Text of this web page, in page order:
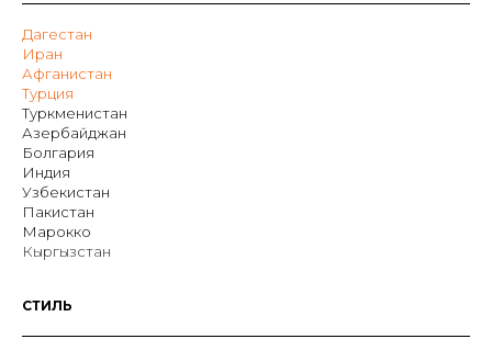
Дагестан
Иран
Афганистан
Турция
Туркменистан
Азербайджан
Болгария
Индия
Узбекистан
Пакистан
Марокко
Кыргызстан
СТИЛЬ